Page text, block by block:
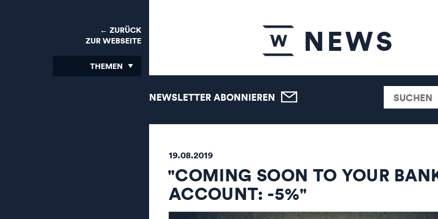
← ZURÜCK
ZUR WEBSEITE
THEMEN
NEWS
NEWSLETTER ABONNIEREN
19.08.2019
"COMING SOON TO YOUR
ACCOUNT: -5%"